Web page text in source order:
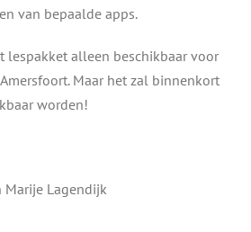
van bepaalde apps.
lespakket alleen beschikbaar voor
Maar het zal binnenkort
worden!
Marije Lagendijk